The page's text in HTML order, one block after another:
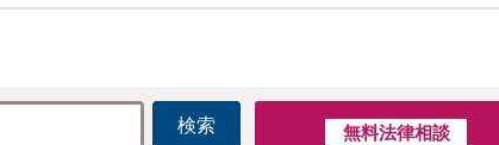
検索 無料法律相談